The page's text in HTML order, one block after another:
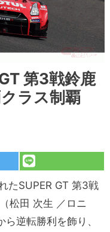
第3戦鈴鹿
ラス制覇
たSUPER GT 第3戦
松田 次生 ／ロニ
逆転勝利を飾り、